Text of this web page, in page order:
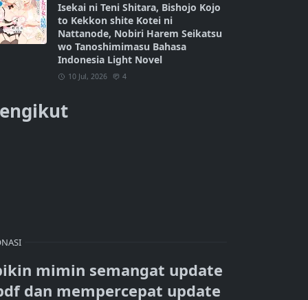
Isekai ni Teni Shitara, Bishojo Kojo
to Kekkon shite Kotei ni
Nattanode, Nobiri Harem Seikatsu
wo Tanoshimimasu Bahasa
Indonesia Light Novel
10 Jul, 2026 4
mimin semangat update
dan mempercepat update